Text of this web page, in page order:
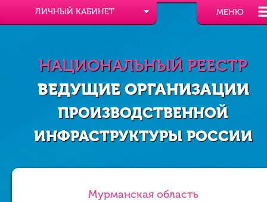
МЕНЮ
ЛИЧНЫЙ КАБИНЕТ
НАЦИОНАЛЬНЫЙ РЕЕСТР
ВЕДУЩИЕ ОРГАНИЗАЦИИ
ПРОИЗВОДСТВЕННОЙ
ИНФРАСТРУКТУРЫ РОССИИ
Мурманская область